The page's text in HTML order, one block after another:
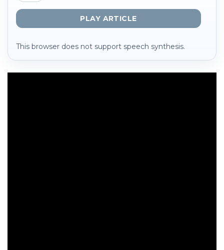
PLAY ARTICLE
This browser does not support speech synthesis.